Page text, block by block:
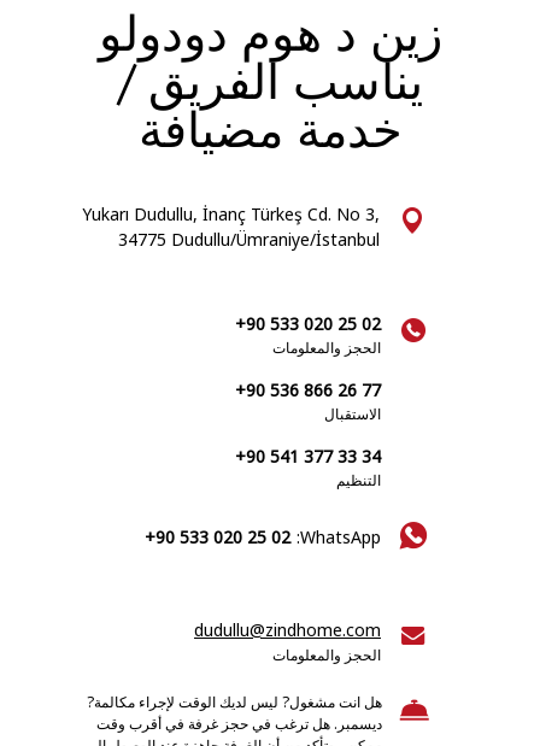
زين د هوم دودولو
يناسب الفريق /
خدمة مضيافة
Yukarı Dudullu, İnanç Türkeş Cd. No 3,
34775 Dudullu/Ümraniye/İstanbul
+90 533 020 25 02
الحجز والمعلومات
+90 536 866 26 77
الاستقبال
+90 541 377 33 34
التنظيم
WhatsApp:
+90 533 020 25 02
dudullu@zindhome.com
الحجز والمعلومات
هل انت مشغول? ليس لديك الوقت لإجراء مكالمة?
ديسمبر. هل ترغب في حجز غرفة في أقرب وقت